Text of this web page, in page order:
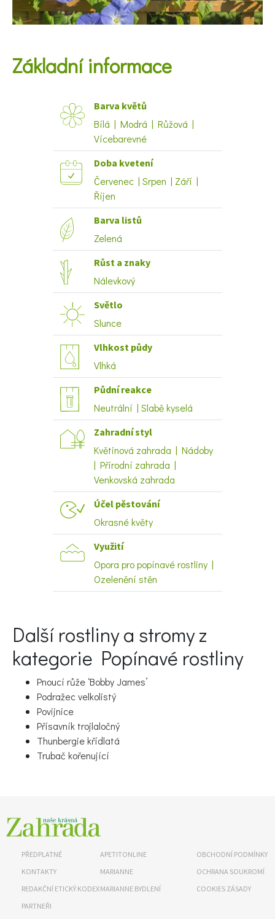
KVÍZY A TESTY
Naše krásná zahrada
65 Kč
Objednat >
Základní informace
Barva květů
Bílá | Modrá | Růžová |
Vícebarevné
Doba kvetení
Červenec | Srpen | Září |
Říjen
Barva listů
Zelená
Růst a znaky
Nálevkový
Světlo
Slunce
Vlhkost půdy
Vlhká
Půdní reakce
Neutrální | Slabě kyselá
Zahradní styl
Květinová zahrada | Nádoby
| Přírodní zahrada |
Venkovská zahrada
Účel pěstování
Okrasné květy
Využití
Opora pro popínavé rostliny |
Ozelenění stěn
Další rostliny a stromy z
kategorie Popínavé rostliny
Pnoucí růže ‘Bobby James’
Podražec velkolistý
Povijnice
Přísavník trojlaločný
Thunbergie křídlatá
Trubač kořenující
PŘEDPLATNÉ
KONTAKTY
REDAKČNÍ ETICKÝ KODEX
PARTNEŘI
APETITONLINE
MARIANNE
MARIANNE BYDLENÍ
OBCHODNÍ PODMÍNKY
OCHRANA SOUKROMÍ
COOKIES ZÁSADY